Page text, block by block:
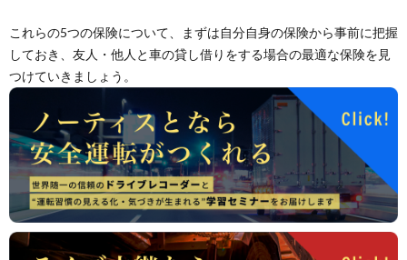
これらの5つの保険について、まずは自分自身の保険から事前に把握
しておき、友人・他人と車の貸し借りをする場合の最適な保険を見
つけていきましょう。